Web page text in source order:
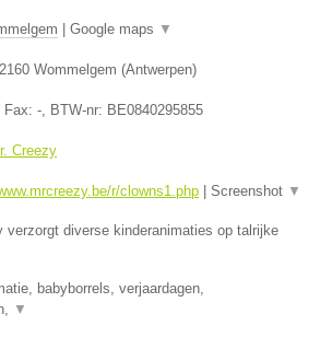
Google maps ▼
2160 Wommelgem (Antwerpen)
Fax: -, BTW-nr: BE0840295855
Creezy
r/clowns1.php Screenshot ▼
verzorgt diverse kinderanimaties op talrijke
babyborrels, verjaardagen,
▼